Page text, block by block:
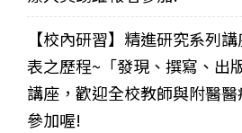
【校內研習】精進研究系列
表之歷程~「發現、撰寫、出
講座，歡迎全校教師與附醫
參加喔!